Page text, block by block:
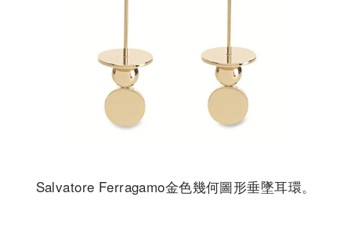
Salvatore Ferragamo金色幾何圖形垂墜耳環。